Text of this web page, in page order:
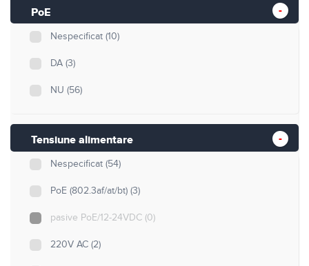
10km (10)
20km
40km(0)
PoE
Nespecificat (10)
DA (3)
NU (56)
Tensiune alimentare
Nespecificat (54)
PoE (802.3af/at/bt) (3)
pasive PoE/12-24VDC (0)
220V AC (2)